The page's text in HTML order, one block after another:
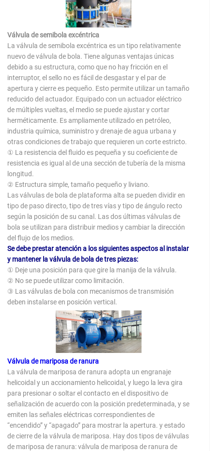
Válvula de semibola excéntrica
La válvula de semibola excéntrica es un tipo relativamente
nuevo de válvula de bola. Tiene algunas ventajas únicas
debido a su estructura, como que no hay fricción en el
interruptor, el sello no es fácil de desgastar y el par de
apertura y cierre es pequeño. Esto permite utilizar un tamaño
reducido del actuador. Equipado con un actuador eléctrico
de múltiples vueltas, el medio se puede ajustar y cortar
herméticamente. Es ampliamente utilizado en petróleo,
industria química, suministro y drenaje de agua urbana y
otras condiciones de trabajo que requieren un corte estricto.
① La resistencia del fluido es pequeña y su coeficiente de
resistencia es igual al de una sección de tubería de la misma
longitud.
② Estructura simple, tamaño pequeño y liviano.
Las válvulas de bola de plataforma alta se pueden dividir en
tipo de paso directo, tipo de tres vías y tipo de ángulo recto
según la posición de su canal. Las dos últimas válvulas de
bola se utilizan para distribuir medios y cambiar la dirección
del flujo de los medios.
Se debe prestar atención a los siguientes aspectos al instalar
y mantener la válvula de bola de tres piezas:
① Deje una posición para que gire la manija de la válvula.
② No se puede utilizar como limitación.
③ Las válvulas de bola con mecanismos de transmisión
deben instalarse en posición vertical.
Válvula de mariposa de ranura
La válvula de mariposa de ranura adopta un engranaje
helicoidal y un accionamiento helicoidal, y luego la leva gira
para presionar o soltar el contacto en el dispositivo de
señalización de acuerdo con la posición predeterminada, y se
emiten las señales eléctricas correspondientes de
“encendido” y “apagado” para mostrar la apertura. y estado
de cierre de la válvula de mariposa. Hay dos tipos de válvulas
de mariposa de ranura: válvula de mariposa de ranura de